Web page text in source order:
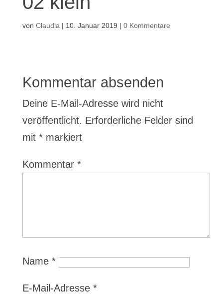
von Claudia | 10. Januar 2019 | 0 Kommentare
Kommentar absenden
Deine E-Mail-Adresse wird nicht
veröffentlicht. Erforderliche Felder sind
mit *markiert
Kommentar *
Name *
E-Mail-Adresse *